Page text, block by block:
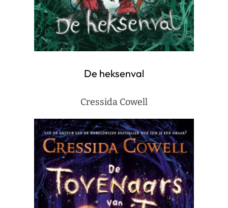
De heksenval
Cressida Cowell